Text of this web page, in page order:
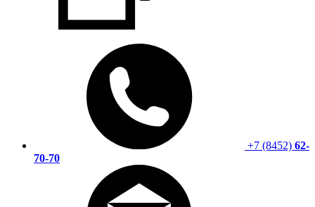
+7 (8452) 62-
70-70